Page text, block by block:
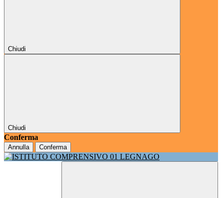
Chiudi
Chiudi
Conferma
Annulla Conferma